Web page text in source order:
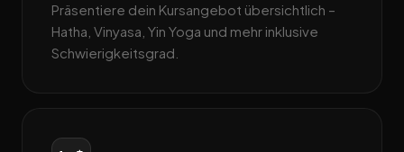
Präsentiere dein Kursangebot übersichtlich –
Hatha, Vinyasa, Yin Yoga und mehr inklusive
Schwierigkeitsgrad.